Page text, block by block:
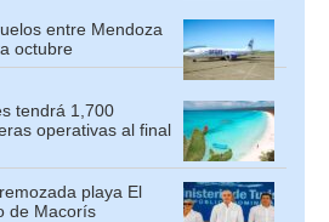
entre Mendoza
octubre
tendrá 1,700
operativas al final
playa El
de Macorís